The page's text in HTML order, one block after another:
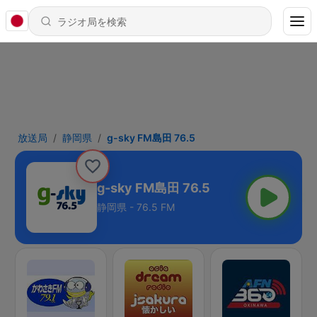
放送局 静岡県 g-sky FM島田 76.5
g-sky FM島田 76.5
静岡県 - 76.5 FM